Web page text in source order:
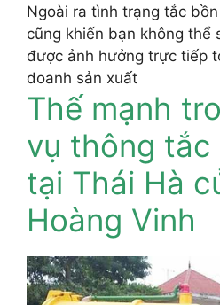
Ngoài ra tình trạng tắc
cũng khiến bạn không thể
được ảnh hưởng trực tiếp
doanh sản xuất
Thế mạnh
vụ thông tắc
tại Thái Hà
Hoàng Vinh